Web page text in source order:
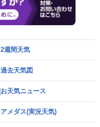
2週間天気
過去天気図
お天気ニュース
アメダス(実況天気)